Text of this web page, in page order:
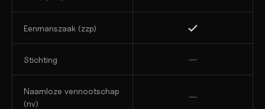
Eenmanszaak (zzp)
Stichting
Naamloze vennootschap
(nv)